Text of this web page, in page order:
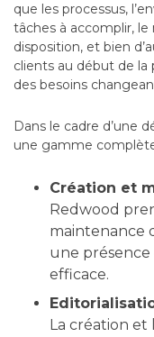
que les processus,
tâches à accomplir, le
disposition, et bien
clients au début de
des besoins
Dans le cadre d’une
une gamme
Création et
Redwood
maintenance
une
efficace.
La création